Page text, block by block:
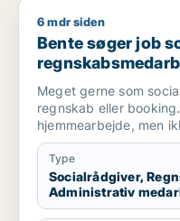
Bente søger job som
6 mdr siden
Bente søger job
medarbejder /
Meget gerne som
regnskab eller
hjemmearbejde, men
Sekretær for
Type
Socialrådgiver,
Administrativ